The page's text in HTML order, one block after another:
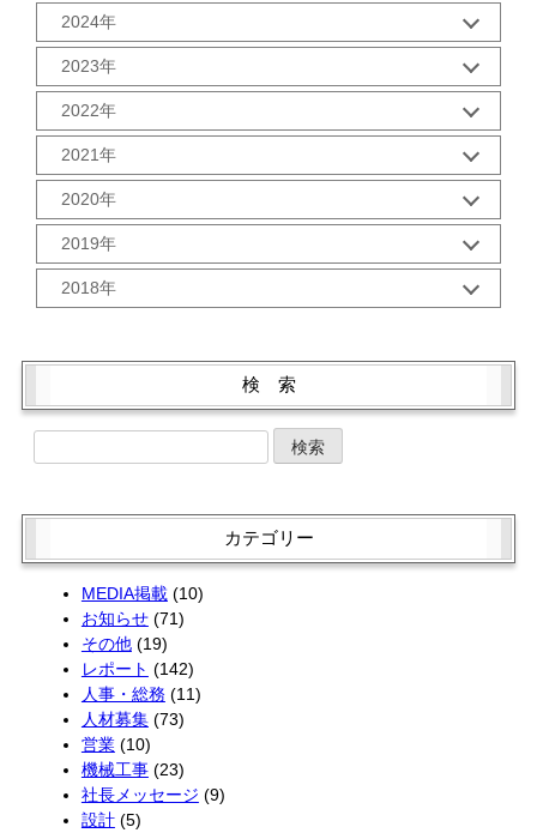
10月 (2)
9月 (2)
8月 (2)
7月 (2)
6月 (2)
5月 (3)
4月 (1)
3月 (2)
2月 (2)
1月 (3)
2024年
12月 (1)
11月 (2)
10月 (2)
9月 (2)
8月 (2)
7月 (2)
6月 (2)
5月 (2)
4月 (2)
3月 (1)
2月 (2)
2023年
12月 (2)
11月 (2)
10月 (2)
9月 (2)
8月 (2)
7月 (2)
6月 (2)
5月 (2)
4月 (2)
2022年
12月 (2)
11月 (2)
10月 (3)
9月 (3)
8月 (2)
6月 (2)
5月 (3)
2月 (2)
2021年
12月 (2)
11月 (2)
10月 (2)
9月 (5)
8月 (1)
7月 (3)
5月 (2)
3月 (2)
1月 (2)
2020年
12月 (2)
11月 (2)
10月 (2)
9月 (1)
7月 (3)
5月 (2)
4月 (4)
3月 (2)
1月 (2)
2019年
12月 (3)
11月 (1)
7月 (1)
6月 (4)
1月 (2)
2018年
10月 (4)
4月 (1)
2月 (4)
検 索
カテゴリー
MEDIA掲載(10)
お知らせ(71)
その他(19)
レポート (142)
人事・総務 (11)
人材募集(73)
営業(10)
機械工事(23)
社長メッセージ (9)
設計(5)